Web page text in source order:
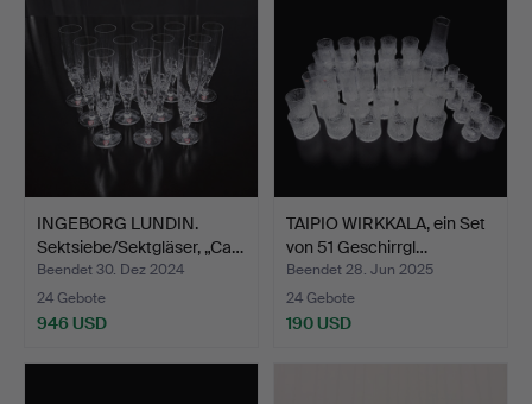
INGEBORG LUNDIN.
Sektsiebe/Sektgläser, „Ca…
Beendet 30. Dez 2024
24 Gebote
946 USD
TAIPIO WIRKKALA, ein Set
von 51 Geschirrgl…
Beendet 28. Jun 2025
24 Gebote
190 USD